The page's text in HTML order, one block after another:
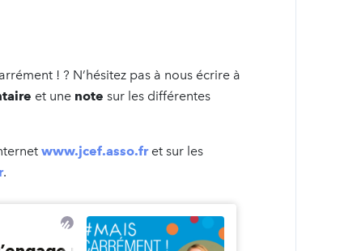
! ? N’hésitez pas à nous écrire à
et une note sur les différentes
www.jcef.asso.fret sur les
.